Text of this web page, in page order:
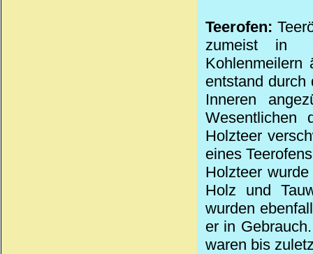
Teerofen:
zumeist in
entstand durch
Inneren
Wesentlichen
Holzteer
eines
Holzteer
Holz und
wurden
er in
waren bis